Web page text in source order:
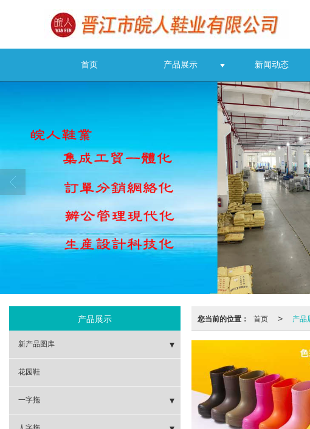
首页 产品展示 新闻动态
您当前的位置： 首页 > 产品
产品展示
新产品图库
- 休闲运动鞋
- 最新雨靴
- 最新棉鞋
花园鞋
一字拖
- 成型系列